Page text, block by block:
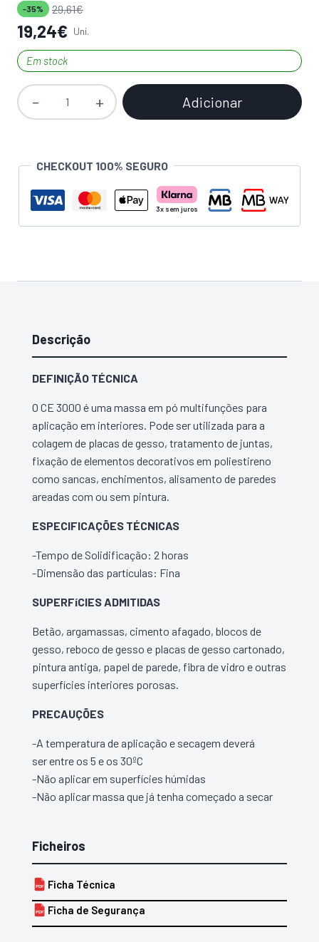
-35% 29,61€
19,24€ Uni.
Em stock
Quantidade
de
SEMIN
Adicionar
CHECKOUT 100% SEGURO
Descrição
DEFINIÇÃO TÉCNICA
O CE 3000 é uma massa em pó multifunções para
aplicação em interiores. Pode ser utilizada para a
colagem de placas de gesso, tratamento de juntas,
fixação de elementos decorativos em poliestireno
como sancas, enchimentos, alisamento de paredes
areadas com ou sem pintura.
ESPECIFICAÇÕES TÉCNICAS
-Tempo de Solidificação: 2 horas
-Dimensão das partículas: Fina
SUPERFíCIES ADMITIDAS
Betão, argamassas, cimento afagado, blocos de
gesso, reboco de gesso e placas de gesso cartonado,
pintura antiga, papel de parede, fibra de vidro e outras
superfícies interiores porosas.
PRECAUÇÕES
-A temperatura de aplicação e secagem deverá
ser entre os 5 e os 30ºC
-Não aplicar em superfícies húmidas
-Não aplicar massa que já tenha começado a secar
Ficheiros
PDF Ficha Técnica
PDF Ficha de Segurança